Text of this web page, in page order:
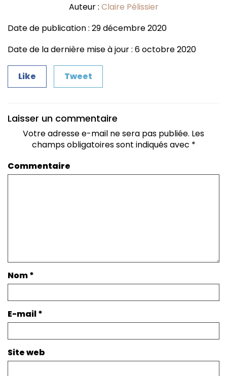
Auteur : Claire Pélissier
Date de publication : 29 décembre 2020
Date de la dernière mise à jour : 6 octobre 2020
Like Tweet
Laisser un commentaire
Votre adresse e-mail ne sera pas publiée. Les
champs obligatoires sont indiqués avec *
Commentaire
Nom*
E-mail*
Site web